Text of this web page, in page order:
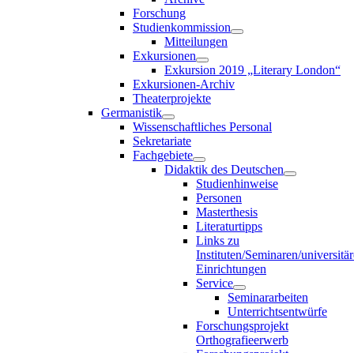
Forschung
Studienkommission
Mitteilungen
Exkursionen
Exkursion 2019 „Literary London“
Exkursionen-Archiv
Theaterprojekte
Germanistik
Wissenschaftliches Personal
Sekretariate
Fachgebiete
Didaktik des Deutschen
Studienhinweise
Personen
Masterthesis
Literaturtipps
Links zu
Instituten/Seminaren/
Einrichtungen
Service
Seminararbeiten
Unterrichtsentwürfe
Forschungsprojekt
Orthografieerwerb